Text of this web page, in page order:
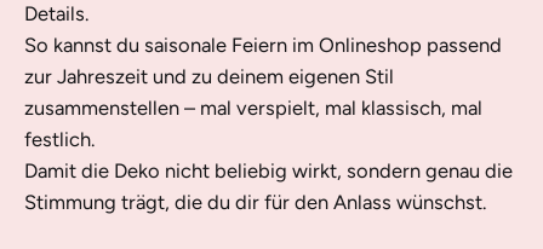
Details.
So kannst du saisonale Feiern im Onlineshop passend
zur Jahreszeit und zu deinem eigenen Stil
zusammenstellen – mal verspielt, mal klassisch, mal
festlich.
Damit die Deko nicht beliebig wirkt, sondern genau die
Stimmung trägt, die du dir für den Anlass wünschst.